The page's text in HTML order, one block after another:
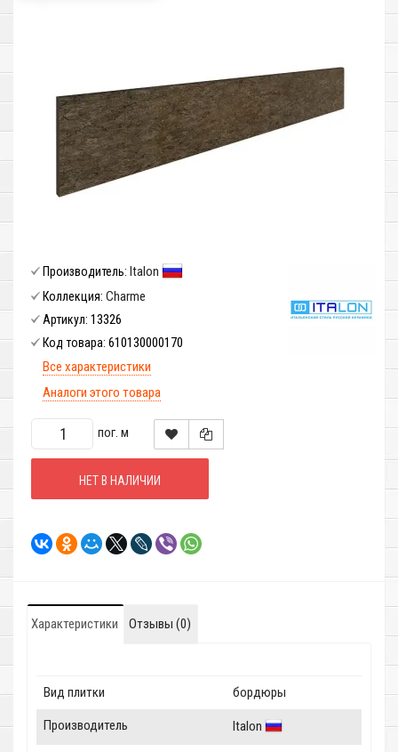
Производитель: Italon
Коллекция: Charme
Артикул: 13326
Код товара: 610130000170
Все характеристики
Аналоги этого товара
пог. м
НЕТ В НАЛИЧИИ
Характеристики Отзывы (0)
Вид плитки бордюры
Производитель Italon